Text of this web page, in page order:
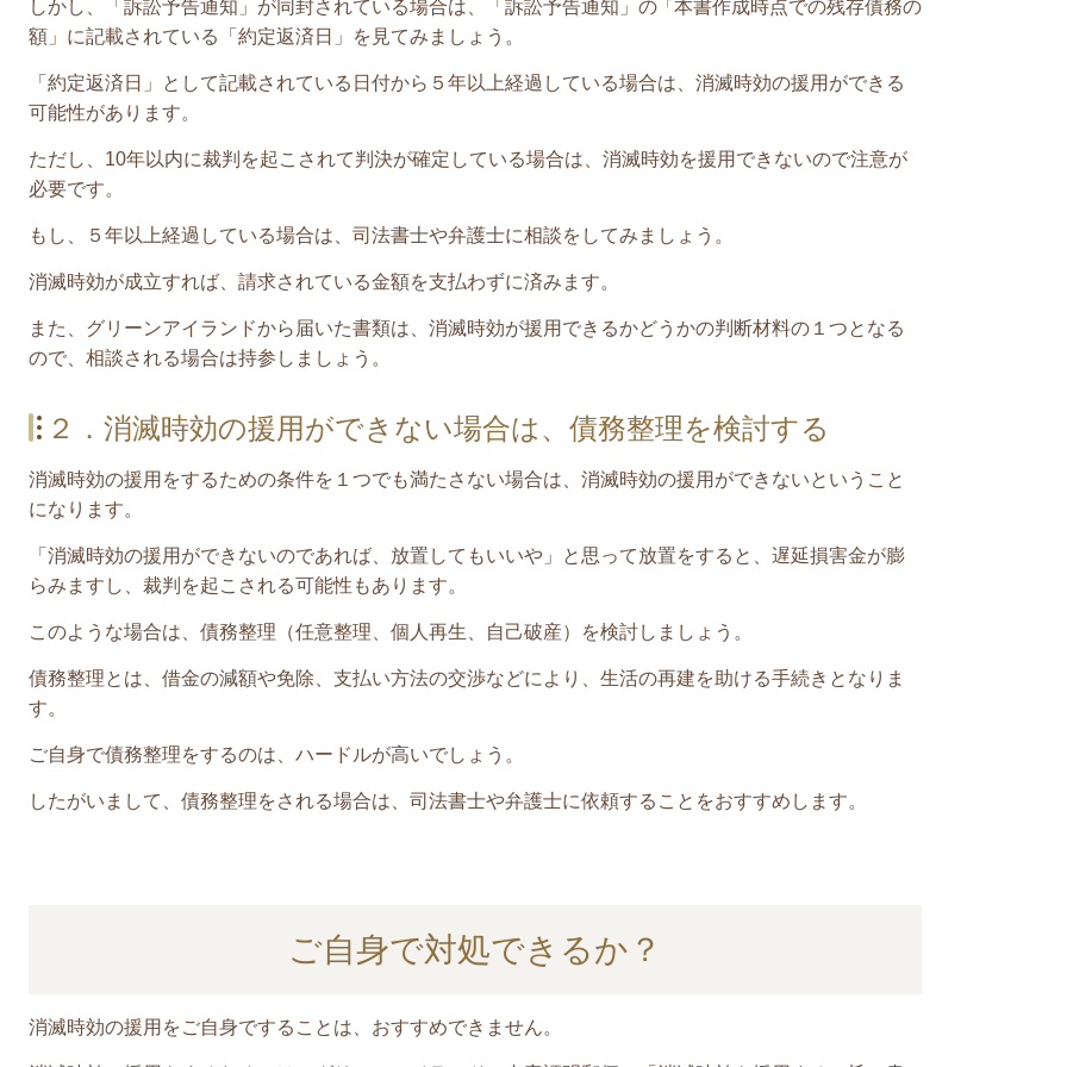
しかし、「訴訟予告通知」が同封されている場合は、「訴訟予告通知」の 「本書作成時点での残存債務の
額」に記載されている「約定返済日」を見てみましょう。
「約定返済日」として記載されている日付から ５年以上経過している場合は、 消滅時効の援用ができる
可能性があります。
ただし、 10年以内に裁判を起こされて判決が確定している場合は、 消滅時効を援用できないので注意が
必要です。
もし、５年以上経過している場合は、司法書士や弁護士に相談をしてみましょう。
消滅時効が成立すれば、請求されている金額を支払わずに済みます。
また、グリーンアイランドから届いた書類は、消滅時効が援用できるかどうかの判断材料の１つとなる
ので、相談される場合は持参しましょう。
２．消滅時効の援用ができない場合は、債務整理を検討する
消滅時効の援用をするための条件を１つでも満たさない場合は、消滅時効の援用ができないということ
になります。
「消滅時効の援用ができないのであれば、放置してもいいや」と思って放置をすると、遅延損害金が膨
らみますし、裁判を起こされる可能性もあります。
このような場合は、債務整理（任意整理、個人再生、自己破産）を検討しましょう。
債務整理とは、 借金の減額や免除、支払い方法の交渉などにより、生活の再建を助ける手続き となりま
す。
ご自身で債務整理をするのは、ハードルが高いでしょう。
したがいまして、債務整理をされる場合は、司法書士や弁護士に依頼することをおすすめします。
ご自身で対処できるか？
消滅時効の援用をご自身ですることは、おすすめできません。